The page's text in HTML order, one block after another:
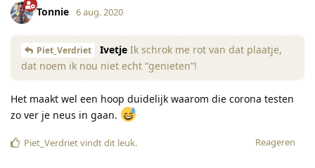
Tonnie 6 aug. 2020
Piet_Verdriet Ivetje Ik schrok me rot van dat plaatje,
dat noem ik nou niet echt “genieten”!
Het maakt wel een hoop duidelijk waarom die corona testen
zo ver je neus in gaan.
Reageren
Piet_Verdrietvindt dit leuk.